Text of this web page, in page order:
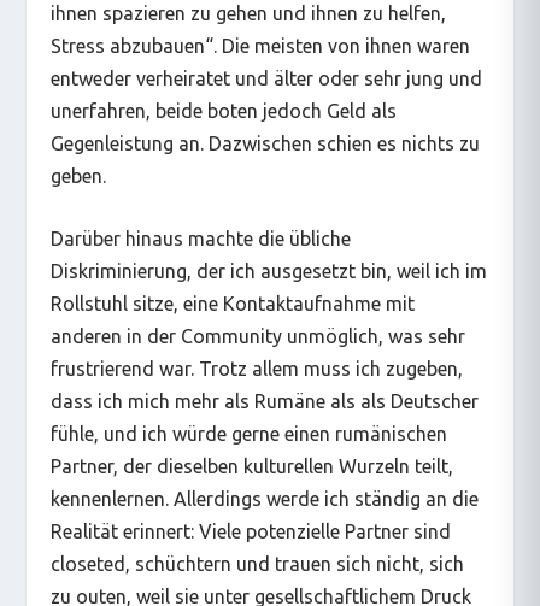
ihnen spazieren zu gehen und ihnen zu helfen,
Stress abzubauen“. Die meisten von ihnen waren
entweder verheiratet und älter oder sehr jung und
unerfahren, beide boten jedoch Geld als
Gegenleistung an. Dazwischen schien es nichts zu
geben.
Darüber hinaus machte die übliche
Diskriminierung, der ich ausgesetzt bin, weil ich im
Rollstuhl sitze, eine Kontaktaufnahme mit
anderen in der Community unmöglich, was sehr
frustrierend war. Trotz allem muss ich zugeben,
dass ich mich mehr als Rumäne als als Deutscher
fühle, und ich würde gerne einen rumänischen
Partner, der dieselben kulturellen Wurzeln teilt,
kennenlernen. Allerdings werde ich ständig an die
Realität erinnert: Viele potenzielle Partner sind
closeted, schüchtern und trauen sich nicht, sich
zu outen, weil sie unter gesellschaftlichem Druck